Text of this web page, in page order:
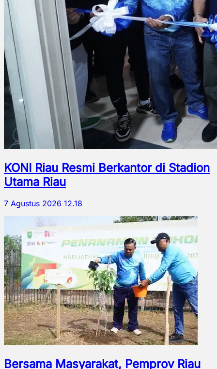
KONI Riau Resmi Berkantor di Stadion
Utama Riau
7 Agustus 2026 12.18
Bersama Masyarakat, Pemprov Riau